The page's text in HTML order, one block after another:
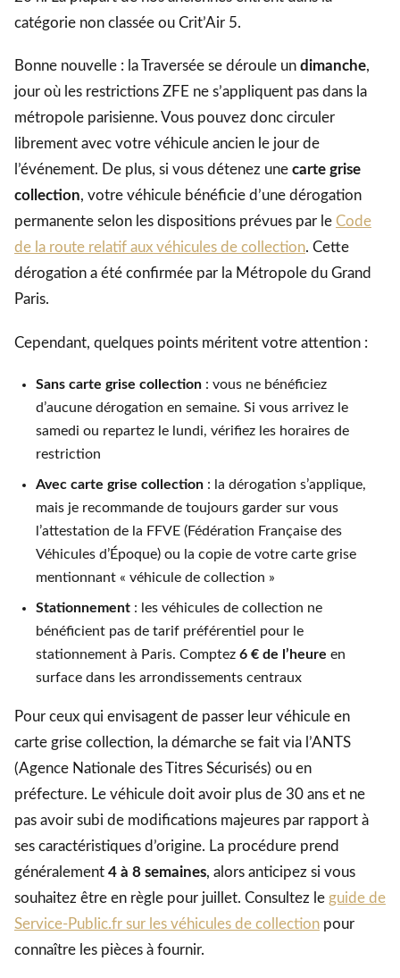
catégorie non classée ou Crit’Air 5.
Bonne nouvelle : la Traversée se déroule un dimanche,
jour où les restrictions ZFE ne s’appliquent pas dans la
métropole parisienne. Vous pouvez donc circuler
librement avec votre véhicule ancien le jour de
l’événement. De plus, si vous détenez une carte grise
collection, votre véhicule bénéficie d’une dérogation
permanente selon les dispositions prévues par le Code
de la route relatif aux véhicules de collection. Cette
dérogation a été confirmée par la Métropole du Grand
Paris.
Cependant, quelques points méritent votre attention :
Sans carte grise collection : vous ne bénéficiez
d’aucune dérogation en semaine. Si vous arrivez le
samedi ou repartez le lundi, vérifiez les horaires de
restriction
Avec carte grise collection : la dérogation s’applique,
mais je recommande de toujours garder sur vous
l’attestation de la FFVE (Fédération Française des
Véhicules d’Époque) ou la copie de votre carte grise
mentionnant « véhicule de collection »
Stationnement : les véhicules de collection ne
bénéficient pas de tarif préférentiel pour le
stationnement à Paris. Comptez 6 € de l’heure en
surface dans les arrondissements centraux
Pour ceux qui envisagent de passer leur véhicule en
carte grise collection, la démarche se fait via l’ANTS
(Agence Nationale des Titres Sécurisés) ou en
préfecture. Le véhicule doit avoir plus de 30 ans et ne
pas avoir subi de modifications majeures par rapport à
ses caractéristiques d’origine. La procédure prend
généralement 4 à 8 semaines, alors anticipez si vous
souhaitez être en règle pour juillet. Consultez le guide de
Service-Public.fr sur les véhicules de collection pour
connaître les pièces à fournir.